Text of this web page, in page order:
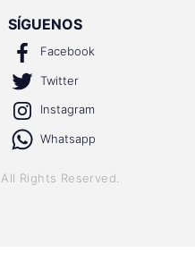
SÍGUENOS
Facebook
Twitter
Instagram
Whatsapp
. All Rights Reserved.